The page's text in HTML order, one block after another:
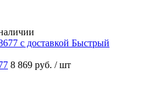
Быстрый
8 869 руб. / шт